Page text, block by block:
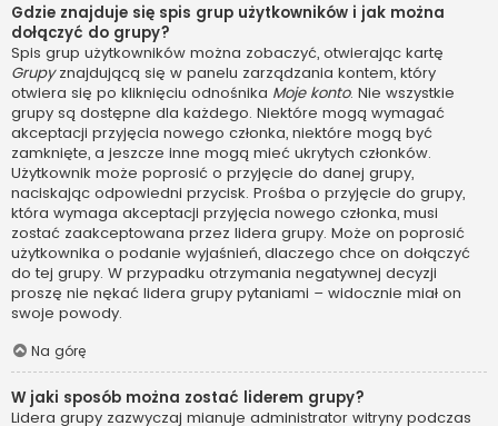
Gdzie znajduje się spis grup użytkowników i jak można
dołączyć do grupy?
Spis grup użytkowników można zobaczyć, otwierając kartę
Grupyznajdującą się w panelu zarządzania kontem, który
otwiera się po kliknięciu odnośnika Moje konto. Nie wszystkie
grupy są dostępne dla każdego. Niektóre mogą wymagać
akceptacji przyjęcia nowego członka, niektóre mogą być
zamknięte, a jeszcze inne mogą mieć ukrytych członków.
Użytkownik może poprosić o przyjęcie do danej grupy,
naciskając odpowiedni przycisk. Prośba o przyjęcie do grupy,
która wymaga akceptacji przyjęcia nowego członka, musi
zostać zaakceptowana przez lidera grupy. Może on poprosić
użytkownika o podanie wyjaśnień, dlaczego chce on dołączyć
do tej grupy. W przypadku otrzymania negatywnej decyzji
proszę nie nękać lidera grupy pytaniami – widocznie miał on
swoje powody.
Na górę
W jaki sposób można zostać liderem grupy?
Lidera grupy zazwyczaj mianuje administrator witryny podczas